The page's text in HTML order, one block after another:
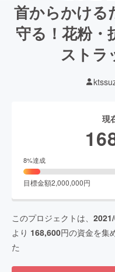
首からかける
守る！花粉・
ストラ
現
8%達成
目標金額2,000,000円
このプロジェクトは、
より 168,600円の資金を集
た